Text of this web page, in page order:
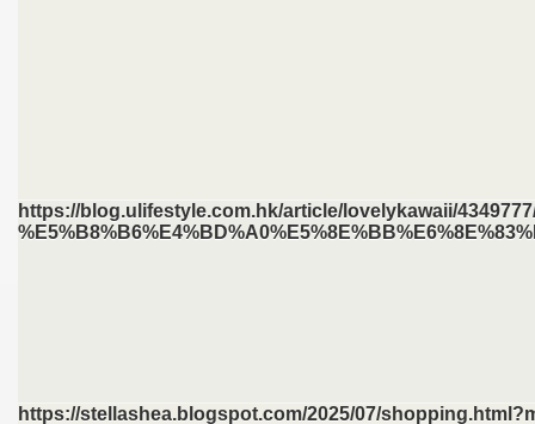
https://blog.ulifestyle.com.hk/article/lovelykawaii/
https://stellashea.blogspot.com/2025/07/